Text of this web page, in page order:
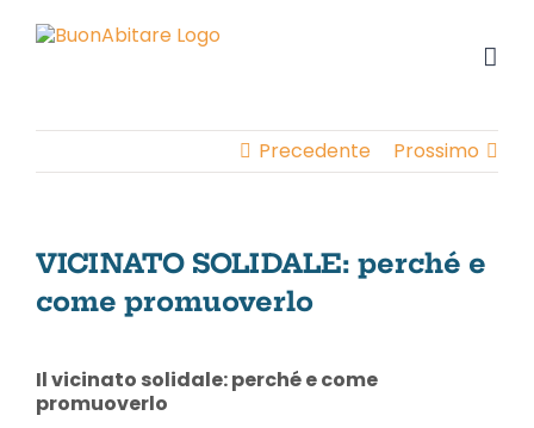
Precedente Prossimo
VICINATO SOLIDALE: perché e
come promuoverlo
immagine
Il vicinato solidale: perché e come
promuoverlo